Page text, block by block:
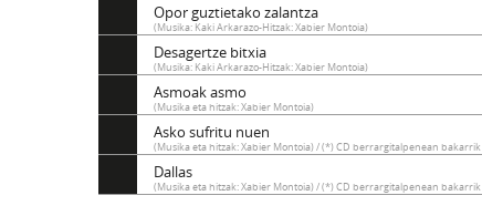
Opor guztietako zalantza
(Musika: Kaki Arkarazo-Hitzak: Xabier Montoia)
Desagertze bitxia
(Musika: Kaki Arkarazo-Hitzak: Xabier Montoia)
Asmoak asmo
(Musika eta hitzak: Xabier Montoia)
Asko sufritu nuen
(Musika eta hitzak: Xabier Montoia) / (*) CD berrargitalpenean bakarrik
Dallas
(Musika eta hitzak: Xabier Montoia) / (*) CD berrargitalpenean bakarrik